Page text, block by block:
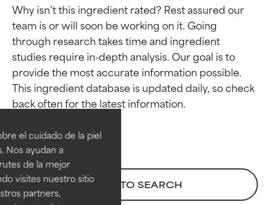
el cuidado de la piel
Nos ayudan a
de la mejor
visites nuestro sitio
partners,
Why isn’t this ingredient rated? Rest assured our
team is or will soon be working on it. Going
through research takes time and ingredient
studies require in-depth analysis. Our goal is to
provide the most accurate information possible.
This ingredient database is updated daily, so check
BACK TO SEARCH
Calificaciones de
ingredientes
EXCELENTE
Ingrediente sobresaliente con
beneficios reales para la piel. Su
eficacia está demostrada y
respaldada por estudios
Calificaciones de
ingredientes
EXCELENTE
Ingrediente sobresaliente con
beneficios reales para la piel. Su
eficacia está demostrada y
respaldada por estudios